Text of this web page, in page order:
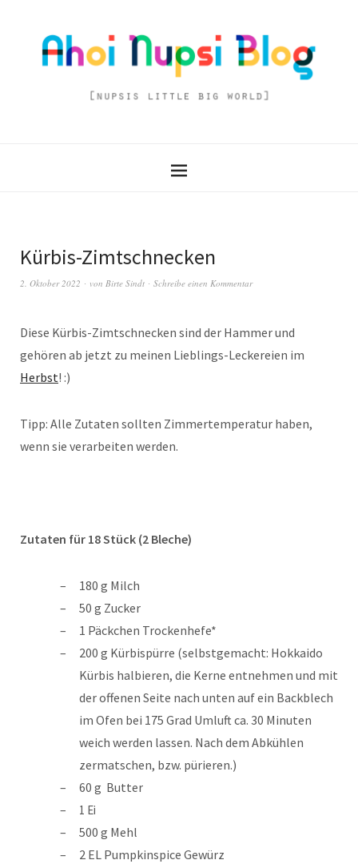
Kürbis-Zimtschnecken
2. Oktober 2022 von Birte Sindt Schreibe einen Kommentar
Diese Kürbis-Zimtschnecken sind der Hammer und
gehören ab jetzt zu meinen Lieblings-Leckereien im
Herbst! :)
Tipp: Alle Zutaten sollten Zimmertemperatur haben,
wenn sie verarbeiten werden.
Zutaten für 18 Stück (2 Bleche)
180 g Milch
50 g Zucker
1 Päckchen Trockenhefe*
200 g Kürbispürre (selbstgemacht: Hokkaido
Kürbis halbieren, die Kerne entnehmen und mit
der offenen Seite nach unten auf ein Backblech
im Ofen bei 175 Grad Umluft ca. 30 Minuten
weich werden lassen. Nach dem Abkühlen
zermatschen, bzw. pürieren.)
60 g Butter
1 Ei
500 g Mehl
2 EL Pumpkinspice Gewürz